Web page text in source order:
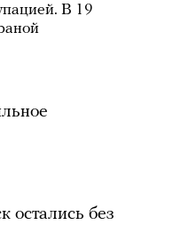
В 19
остались без